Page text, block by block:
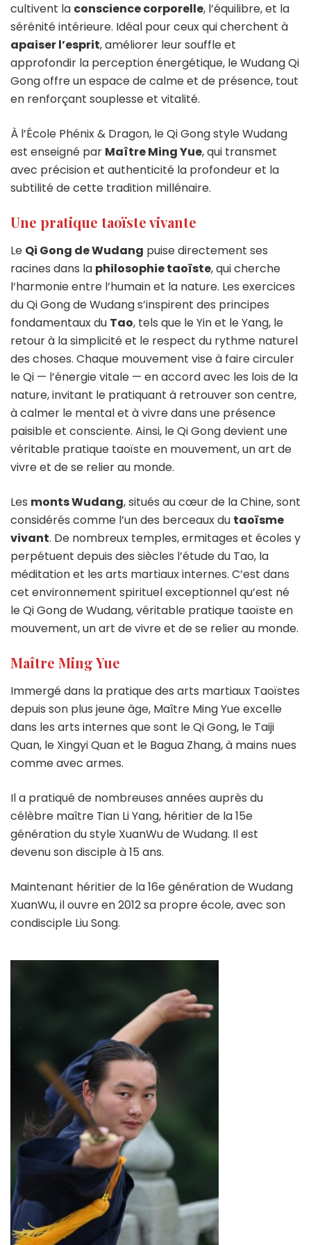
cultivent la conscience corporelle, l’équilibre, et la
sérénité intérieure. Idéal pour ceux qui cherchent à
apaiser l’esprit, améliorer leur souffle et
approfondir la perception énergétique, le Wudang Qi
Gong offre un espace de calme et de présence, tout
en renforçant souplesse et vitalité.
À l’École Phénix & Dragon, le Qi Gong style Wudang
est enseigné par Maître Ming Yue, qui transmet
avec précision et authenticité la profondeur et la
subtilité de cette tradition millénaire.
Une pratique taoïste vivante
Le Qi Gong de Wudang puise directement ses
racines dans la philosophie taoïste, qui cherche
l’harmonie entre l’humain et la nature. Les exercices
du Qi Gong de Wudang s’inspirent des principes
fondamentaux du Tao, tels que le Yin et le Yang, le
retour à la simplicité et le respect du rythme naturel
des choses. Chaque mouvement vise à faire circuler
le Qi — l’énergie vitale — en accord avec les lois de la
nature, invitant le pratiquant à retrouver son centre,
à calmer le mental et à vivre dans une présence
paisible et consciente. Ainsi, le Qi Gong devient une
véritable pratique taoïste en mouvement, un art de
vivre et de se relier au monde.
Les monts Wudang, situés au cœur de la Chine, sont
considérés comme l’un des berceaux du taoïsme
vivant. De nombreux temples, ermitages et écoles y
perpétuent depuis des siècles l’étude du Tao, la
méditation et les arts martiaux internes. C’est dans
cet environnement spirituel exceptionnel qu’est né
le Qi Gong de Wudang, véritable pratique taoïste en
mouvement, un art de vivre et de se relier au monde.
Maître Ming Yue
Immergé dans la pratique des arts martiaux Taoïstes
depuis son plus jeune âge, Maître Ming Yue excelle
dans les arts internes que sont le Qi Gong, le Taiji
Quan, le Xingyi Quan et le Bagua Zhang, à mains nues
comme avec armes.
Il a pratiqué de nombreuses années auprès du
célèbre maître Tian Li Yang, héritier de la 15e
génération du style XuanWu de Wudang. Il est
devenu son disciple à 15 ans.
Maintenant héritier de la 16e génération de Wudang
XuanWu, il ouvre en 2012 sa propre école, avec son
condisciple Liu Song.